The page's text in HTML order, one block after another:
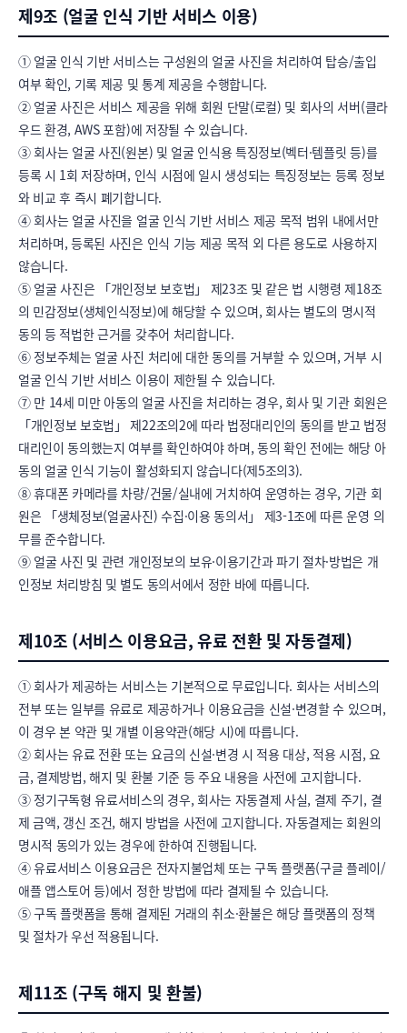
제9조 (얼굴 인식 기반 서비스 이용)
① 얼굴 인식 기반 서비스는 구성원의 얼굴 사진을 처리하여 탑승/출입
여부 확인, 기록 제공 및 통계 제공을 수행합니다.
② 얼굴 사진은 서비스 제공을 위해 회원 단말(로컬) 및 회사의 서버(클라
우드 환경, AWS 포함)에 저장될 수 있습니다.
③ 회사는 얼굴 사진(원본) 및 얼굴 인식용 특징정보(벡터·템플릿 등)를
등록 시 1회 저장하며, 인식 시점에 일시 생성되는 특징정보는 등록 정보
와 비교 후 즉시 폐기합니다.
④ 회사는 얼굴 사진을 얼굴 인식 기반 서비스 제공 목적 범위 내에서만
처리하며, 등록된 사진은 인식 기능 제공 목적 외 다른 용도로 사용하지
않습니다.
⑤ 얼굴 사진은 「개인정보 보호법」 제23조 및 같은 법 시행령 제18조
의 민감정보(생체인식정보)에 해당할 수 있으며, 회사는 별도의 명시적
동의 등 적법한 근거를 갖추어 처리합니다.
⑥ 정보주체는 얼굴 사진 처리에 대한 동의를 거부할 수 있으며, 거부 시
얼굴 인식 기반 서비스 이용이 제한될 수 있습니다.
⑦ 만 14세 미만 아동의 얼굴 사진을 처리하는 경우, 회사 및 기관 회원은
「개인정보 보호법」 제22조의2에 따라 법정대리인의 동의를 받고 법정
대리인이 동의했는지 여부를 확인하여야 하며, 동의 확인 전에는 해당 아
동의 얼굴 인식 기능이 활성화되지 않습니다(제5조의3).
⑧ 휴대폰 카메라를 차량/건물/실내에 거치하여 운영하는 경우, 기관 회
원은 「생체정보(얼굴사진) 수집·이용 동의서」 제3-1조에 따른 운영 의
무를 준수합니다.
⑨ 얼굴 사진 및 관련 개인정보의 보유·이용기간과 파기 절차·방법은 개
인정보 처리방침 및 별도 동의서에서 정한 바에 따릅니다.
제10조 (서비스 이용요금, 유료 전환 및 자동결제)
① 회사가 제공하는 서비스는 기본적으로 무료입니다. 회사는 서비스의
전부 또는 일부를 유료로 제공하거나 이용요금을 신설·변경할 수 있으며,
이 경우 본 약관 및 개별 이용약관(해당 시)에 따릅니다.
② 회사는 유료 전환 또는 요금의 신설·변경 시 적용 대상, 적용 시점, 요
금, 결제방법, 해지 및 환불 기준 등 주요 내용을 사전에 고지합니다.
③ 정기구독형 유료서비스의 경우, 회사는 자동결제 사실, 결제 주기, 결
제 금액, 갱신 조건, 해지 방법을 사전에 고지합니다. 자동결제는 회원의
명시적 동의가 있는 경우에 한하여 진행됩니다.
④ 유료서비스 이용요금은 전자지불업체 또는 구독 플랫폼(구글 플레이/
애플 앱스토어 등)에서 정한 방법에 따라 결제될 수 있습니다.
⑤ 구독 플랫폼을 통해 결제된 거래의 취소·환불은 해당 플랫폼의 정책
및 절차가 우선 적용됩니다.
제11조 (구독 해지 및 환불)